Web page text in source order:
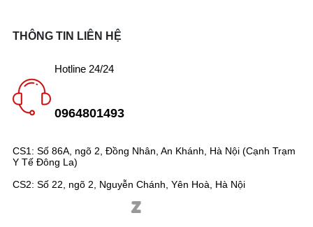
CS1: Số 86A, ngõ 2, Đồng Nhân, An Khánh, Hà Nội (Cạnh Trạm
Y Tế Đông La)
CS2: Số 22, ngõ 2, Nguyễn Chánh, Yên Hoà, Hà Nội
THÔNG TIN LIÊN HỆ
Hotline 24/24
0964801493